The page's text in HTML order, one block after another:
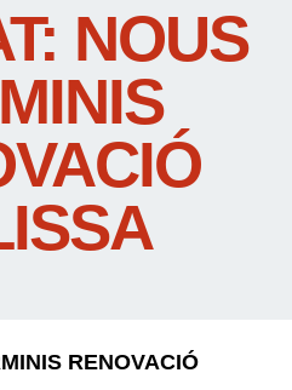
NOUS
RENOVACIÓ